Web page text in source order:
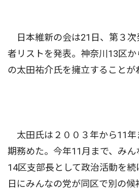
日本維新の会は21日、第３次
者リストを発表。神奈川13区
の太田祐介氏を擁立することが
太田氏は２００３年から11年
期務めた。今年11月まで、み
14区支部長として政治活動を
日にみんなの党が同区で別の候